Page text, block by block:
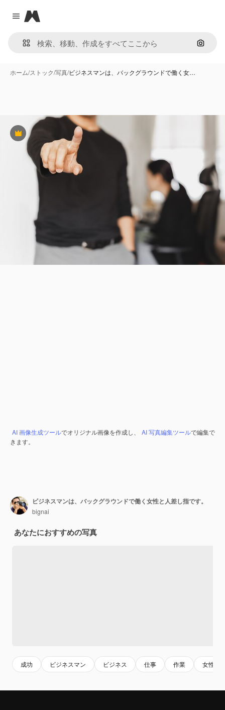
Close menu
Magnific
画像で
ホーム/ストック/写真/ビジネスマンは、バックグラウンドで働く女…
Premium
AI 画像生成ツールでオリジナル画像を作成し、 AI 写真編集ツールで編集で
きます。
ビジネスマンは、バックグラウンドで働く女性と人差し指です。
bignai
あなたにおすすめの写真
成功 ビジネスマン ビジネス 仕事 作業 女性